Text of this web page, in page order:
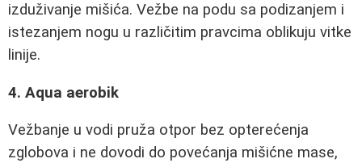
izduživanje mišića. Vežbe na podu sa podizanjem i
istezanjem nogu u različitim pravcima oblikuju vitke
linije.
4. Aqua aerobik
Vežbanje u vodi pruža otpor bez opterećenja
zglobova i ne dovodi do povećanja mišićne mase,